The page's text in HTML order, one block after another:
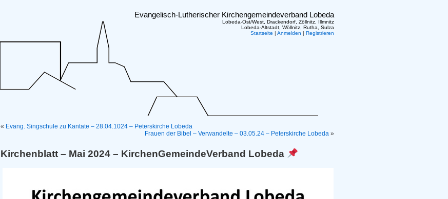
Evangelisch-Lutherischer Kirchengemeindeverband Lobeda
Lobeda-Ost/West, Drackendorf, Zöllnitz, Illmnitz
Lobeda-Altstadt, Wöllnitz, Rutha, Sulza
Startseite | Anmelden | Registrieren
« Evang. Singschule zu Kantate – 28.04.1024 – Peterskirche Lobeda
Frauen der Bibel – Verwandelte – 03.05.24 – Peterskirche Lobeda »
Kirchenblatt – Mai 2024 – KirchenGemeindeVerband Lobeda